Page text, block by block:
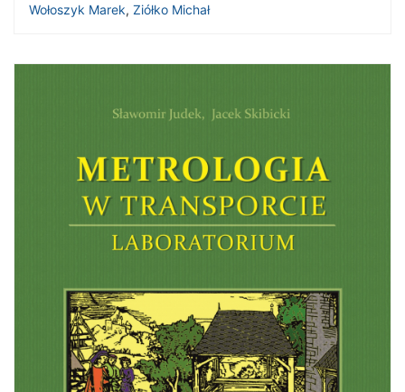
Wołoszyk Marek, Ziółko Michał